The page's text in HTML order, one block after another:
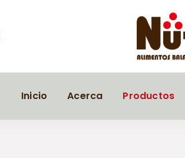
Inicio Acerca Productos